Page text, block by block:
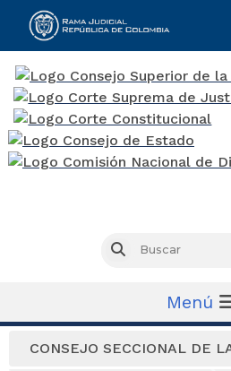
Buscar
Menú
CONSEJO SECCIONAL DE